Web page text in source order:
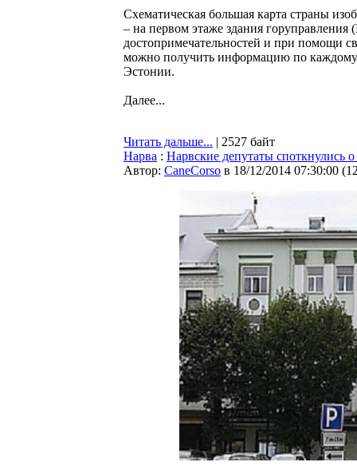
Схематическая большая карта страны
– на первом этаже здания горуправления
достопримечательностей и при помощи
можно получить информацию по каждому
Эстонии.
Далее...
Читать дальше... | 2527 байт
Нарва : Нарвские депутаты споткнулись
Автор: CaneCorso в 18/12/2014 07:30:00 (